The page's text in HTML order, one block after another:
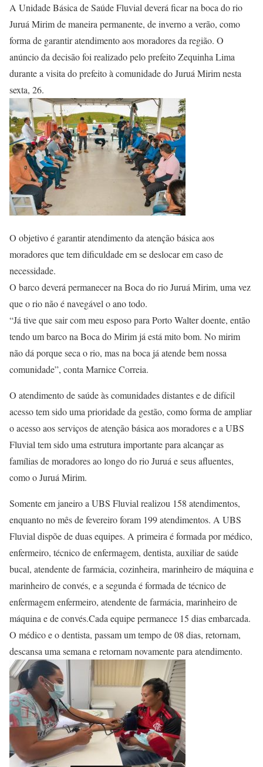
A Unidade Básica de Saúde Fluvial deverá ficar na boca do rio
Juruá Mirim de maneira permanente, de inverno a verão, como
forma de garantir atendimento aos moradores da região. O
anúncio da decisão foi realizado pelo prefeito Zequinha Lima
durante a visita do prefeito à comunidade do Juruá Mirim nesta
sexta, 26.
O objetivo é garantir atendimento da atenção básica aos
moradores que tem dificuldade em se deslocar em caso de
necessidade.
O barco deverá permanecer na Boca do rio Juruá Mirim, uma vez
que o rio não é navegável o ano todo.
“Já tive que sair com meu esposo para Porto Walter doente, então
tendo um barco na Boca do Mirim já está mito bom. No mirim
não dá porque seca o rio, mas na boca já atende bem nossa
comunidade”, conta Marnice Correia.
O atendimento de saúde às comunidades distantes e de difícil
acesso tem sido uma prioridade da gestão, como forma de ampliar
o acesso aos serviços de atenção básica aos moradores e a UBS
Fluvial tem sido uma estrutura importante para alcançar as
famílias de moradores ao longo do rio Juruá e seus afluentes,
como o Juruá Mirim.
Somente em janeiro a UBS Fluvial realizou 158 atendimentos,
enquanto no mês de fevereiro foram 199 atendimentos. A UBS
Fluvial dispõe de duas equipes. A primeira é formada por médico,
enfermeiro, técnico de enfermagem, dentista, auxiliar de saúde
bucal, atendente de farmácia, cozinheira, marinheiro de máquina e
marinheiro de convés, e a segunda é formada de técnico de
enfermagem enfermeiro, atendente de farmácia, marinheiro de
máquina e de convés.Cada equipe permanece 15 dias embarcada.
O médico e o dentista, passam um tempo de 08 dias, retornam,
descansa uma semana e retornam novamente para atendimento.